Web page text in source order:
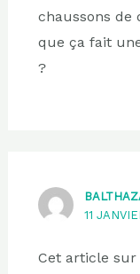
chaussons de
que ça fait
?
11
Cet article sur